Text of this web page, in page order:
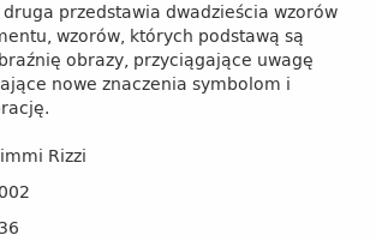
przedstawia dwadzieścia wzorów
wzorów, których podstawą są
obrazy, przyciągające uwagę
nowe znaczenia symbolom i
Rizzi